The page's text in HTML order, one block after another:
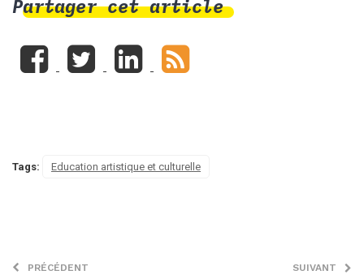
Partager cet article
Tags: Education artistique et culturelle
PRÉCÉDENT SUIVANT